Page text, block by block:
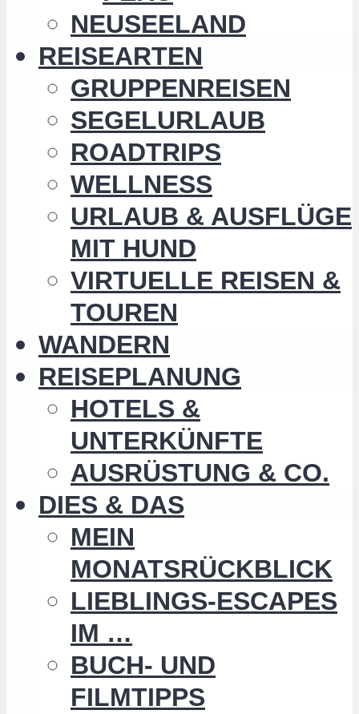
NEUSEELAND
REISEARTEN
GRUPPENREISEN
SEGELURLAUB
ROADTRIPS
WELLNESS
URLAUB & AUSFLÜGE
MIT HUND
VIRTUELLE REISEN &
TOUREN
WANDERN
REISEPLANUNG
HOTELS &
UNTERKÜNFTE
AUSRÜSTUNG & CO.
DIES & DAS
MEIN
MONATSRÜCKBLICK
LIEBLINGS-ESCAPES
IM …
BUCH- UND
FILMTIPPS